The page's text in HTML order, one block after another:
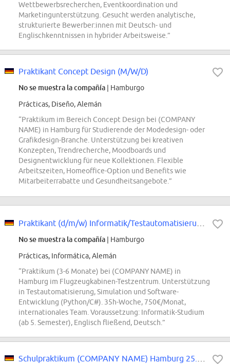
Wettbewerbsrecherchen, Eventkoordination und
Marketingunterstützung. Gesucht werden analytische,
strukturierte Bewerber:innen mit Deutsch- und
Englischkenntnissen in hybrider Arbeitsweise.”
Praktikant Concept Design (M/W/D)
No se muestra la compañía | Hamburgo
Prácticas, Diseño, Alemán
“Praktikum im Bereich Concept Design bei (COMPANY
NAME) in Hamburg für Studierende der Modedesign- oder
Grafikdesign-Branche. Unterstützung bei kreativen
Konzepten, Trendrecherche, Moodboards und
Designentwicklung für neue Kollektionen. Flexible
Arbeitszeiten, Homeoffice-Option und Benefits wie
Mitarbeiterrabatte und Gesundheitsangebote.”
No se muestra la compañía | Hamburgo
Prácticas, Informática, Alemán
“Praktikum (3-6 Monate) bei (COMPANY NAME) in
Hamburg im Flugzeugkabinen-Testzentrum. Unterstützung
in Testautomatisierung, Simulation und Software-
Entwicklung (Python/C#). 35h-Woche, 750€/Monat,
internationales Team. Voraussetzung: Informatik-Studium
(ab 5. Semester), Englisch fließend, Deutsch.”